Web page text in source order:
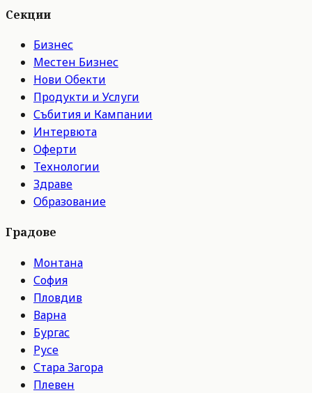
Секции
Бизнес
Местен Бизнес
Нови Обекти
Продукти и Услуги
Събития и Кампании
Интервюта
Оферти
Технологии
Здраве
Образование
Градове
Монтана
София
Пловдив
Варна
Бургас
Русе
Стара Загора
Плевен